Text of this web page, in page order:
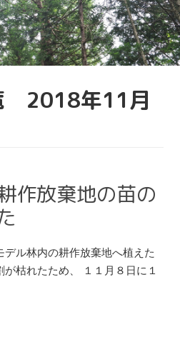
2018年11月
作放棄地の苗の
デル林内の耕作放棄地へ植えた
枯れたため、 １１月８日に１